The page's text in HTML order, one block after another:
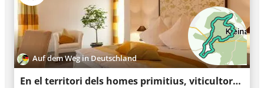
Auf dem Weg in Deutschland
En el territori dels homes primitius, viticultors i forestals